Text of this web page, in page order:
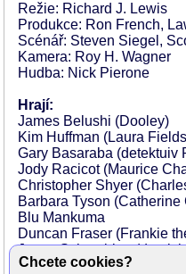
Režie: Richard J. Lewis
Produkce: Ron French,
Scénář: Steven Siegel,
Kamera: Roy H. Wagner
Hudba: Nick Pierone
Hrají:
James Belushi (Dooley)
Kim Huffman (Laura
Gary Basaraba (detektuiv
Jody Racicot (Maurice
Christopher Shyer
Barbara Tyson (Catherine
Blu Mankuma
Duncan Fraser (Frankie
Jason Schombing
Kevin Durand (agent FBI
Chcete cookies?